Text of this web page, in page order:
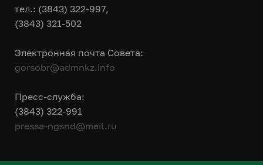
тел.: (3843) 322-997,
(3843) 321-502
Электронная почта Совета:
gorsobr@admnkz.info
Пресс-служба:
(3843) 322-991
pressa-ngsnd@mail.ru